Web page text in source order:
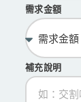
需求金額
補充說明